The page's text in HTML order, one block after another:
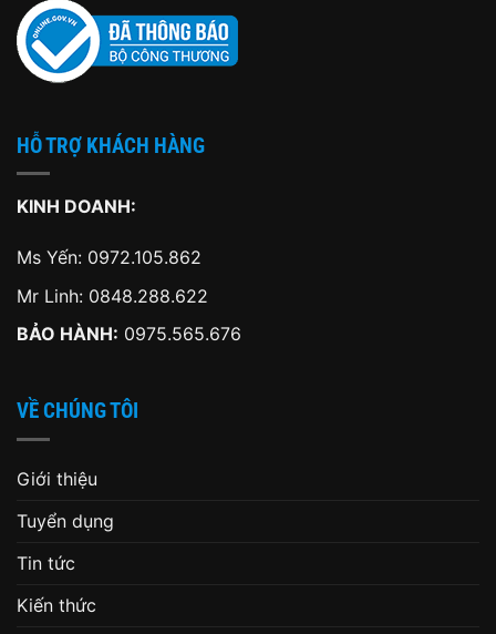
HỖ TRỢ KHÁCH HÀNG
KINH DOANH:
Ms Yến: 0972.105.862
Mr Linh: 0848.288.622
BẢO HÀNH: 0975.565.676
VỀ CHÚNG TÔI
Giới thiệu
Tuyển dụng
Tin tức
Kiến thức